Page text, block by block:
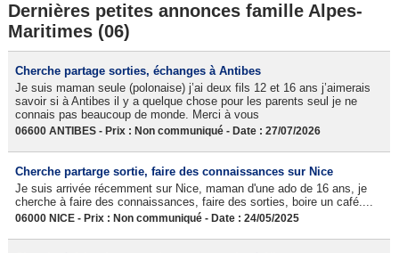
Dernières petites annonces famille Alpes-
Maritimes (06)
Cherche partage sorties, échanges à Antibes
Je suis maman seule (polonaise) j’ai deux fils 12 et 16 ans j’aimerais
savoir si à Antibes il y a quelque chose pour les parents seul je ne
connais pas beaucoup de monde. Merci à vous
06600 ANTIBES - Prix : Non communiqué - Date : 27/07/2026
Cherche partarge sortie, faire des connaissances sur Nice
Je suis arrivée récemment sur Nice, maman d'une ado de 16 ans, je
cherche à faire des connaissances, faire des sorties, boire un café....
06000 NICE - Prix : Non communiqué - Date : 24/05/2025